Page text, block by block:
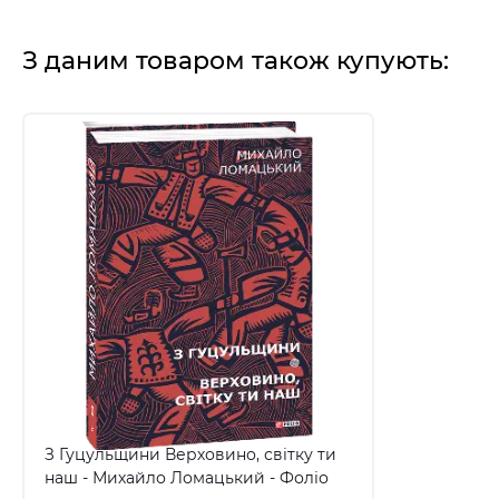
З даним товаром також купують:
З Гуцульщини Верховино, світку ти
наш - Михайло Ломацький - Фоліо